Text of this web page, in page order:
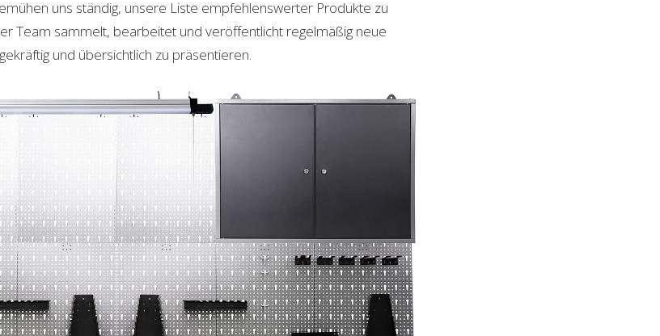
uns ständig, unsere Liste empfehlenswerter Produkte zu
Team sammelt, bearbeitet und veröffentlicht regelmäßig neue
und übersichtlich zu präsentieren.